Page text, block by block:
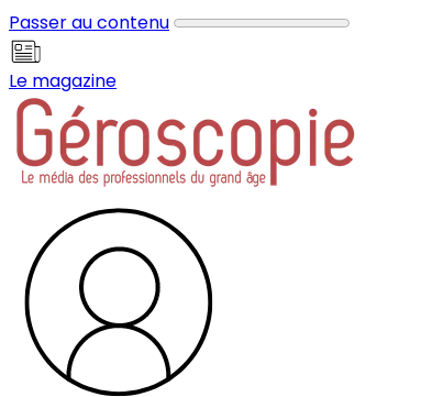
Passer au contenu
Le magazine
Panneau de gestion des cookies